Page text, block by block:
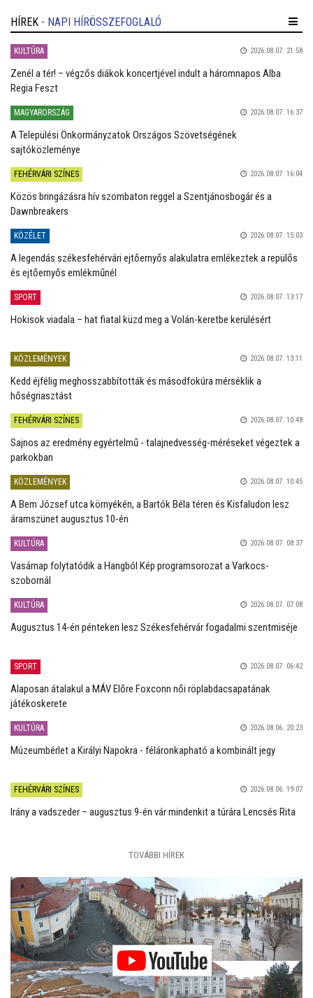
HÍREK - NAPI HÍRÖSSZEFOGLALÓ
KULTÚRA 2026.08.07. 21:58
Zenél a tér! – végzős diákok koncertjével indult a háromnapos Alba
Regia Feszt
MAGYARORSZÁG 2026.08.07. 16:37
A Települési Önkormányzatok Országos Szövetségének
sajtóközleménye
FEHÉRVÁRI SZÍNES 2026.08.07. 16:04
Közös bringázásra hív szombaton reggel a Szentjánosbogár és a
Dawnbreakers
KÖZÉLET 2026.08.07. 15:03
A legendás székesfehérvári ejtőernyős alakulatra emlékeztek a repülős
és ejtőernyős emlékműnél
SPORT 2026.08.07. 13:17
Hokisok viadala – hat fiatal küzd meg a Volán-keretbe kerülésért
KÖZLEMÉNYEK 2026.08.07. 13:11
Kedd éjfélig meghosszabbították és másodfokúra mérséklik a
hőségriasztást
FEHÉRVÁRI SZÍNES 2026.08.07. 10:48
Sajnos az eredmény egyértelmű - talajnedvesség-méréseket végeztek a
parkokban
KÖZLEMÉNYEK 2026.08.07. 10:45
A Bem József utca környékén, a Bartók Béla téren és Kisfaludon lesz
áramszünet augusztus 10-én
KULTÚRA 2026.08.07. 08:37
Vasárnap folytatódik a Hangból Kép programsorozat a Varkocs-
szobornál
KULTÚRA 2026.08.07. 07:08
Augusztus 14-én pénteken lesz Székesfehérvár fogadalmi szentmiséje
SPORT 2026.08.07. 06:42
Alaposan átalakul a MÁV Előre Foxconn női röplabdacsapatának
játékoskerete
KULTÚRA 2026.08.06. 20:23
Múzeumbérlet a Királyi Napokra - féláronkapható a kombinált jegy
FEHÉRVÁRI SZÍNES 2026.08.06. 19:07
Irány a vadszeder – augusztus 9-én vár mindenkit a túrára Lencsés Rita
TOVÁBBI HÍREK